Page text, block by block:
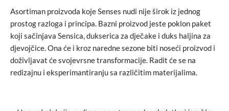
Asortiman proizvoda koje Senses nudi nije širok iz jednog
prostog razloga i principa. Bazni proizvod jeste poklon paket
koji sačinjava Sensica, dukserica za dječake i duks haljina za
djevojčice. Ona će i kroz naredne sezone biti noseći proizvod i
doživljavat će svojevrsne transformacije. Radit će se na
redizajnu i eksperimantiranju sa različitim materijalima.